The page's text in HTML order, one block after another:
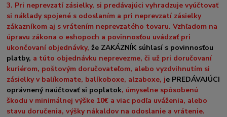
3. Pri neprevzatí zásielky, si predávajúci vyhradzuje vyúčtovať
si náklady spojené s odoslaním a pri neprevzatí zásielky
zákazníkom aj s vrátením neprevzatého tovaru. Vzhľadom na
úpravu zákona o eshopoch a povinnosťou uvádzať pri
ukončovaní objednávky,že ZAKÁZNÍK súhlasí s povinnosťou
platby, a túto objednávku neprevezme, či už pri doručovaní
kuriérom, poštovým doručovateľom, alebo vyzdvihnutím si
zásielky v balíkomate, balíkoboxe, alzaboxe, je PREDÁVAJÚCI
oprávnený naúčtovať si poplatok, úmyselne spôsobenú
škodu v minimálnej výške 10€ a viac podľa uváženia, alebo
stavu doručenia, výšky nákaldov na odoslanie a vrátenie.